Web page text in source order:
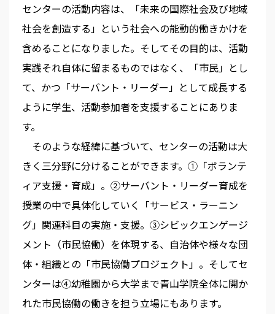
センターの活動内容は、「未来の国際社会及び地域
社会を創造する」という社会への能動的働きかけを
含めることになりました。そしてその目的は、活動
実践それ自体に留まるものではなく、「市民」とし
て、かつ「サーバント・リーダー」として成長する
ように学生、活動参加者を支援することにありま
す。
そのような経緯に基づいて、センターの活動は大
きく三分野に分けることができます。①「ボランテ
ィア支援・育成」。②サーバント・リーダー育成を
授業の中で具体化していく「サービス・ラーニン
グ」関連科目の実施・支援。③シビックエンゲージ
メント（市民協働）を体現する、自治体や様々な団
体・組織との「市民協働プロジェクト」。そしてセ
ンターは④幼稚園から大学まで青山学院全体に開か
れた市民協働の働きを担う立場にもあります。